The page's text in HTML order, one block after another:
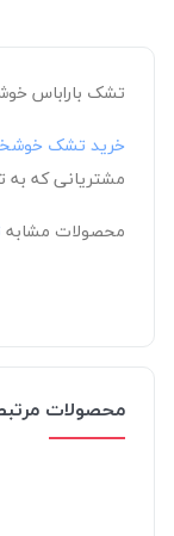
تشک باراباس
خرید تشک
مشتریانی که
محصولات مشابه
محصولات